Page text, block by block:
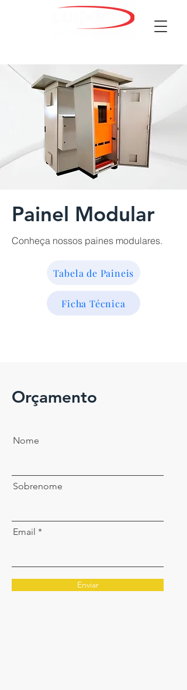
Painel Modular
Conheça nossos paines modulares.
Tabela de Paineis
Ficha Técnica
Orçamento
Nome
Sobrenome
Email
Enviar